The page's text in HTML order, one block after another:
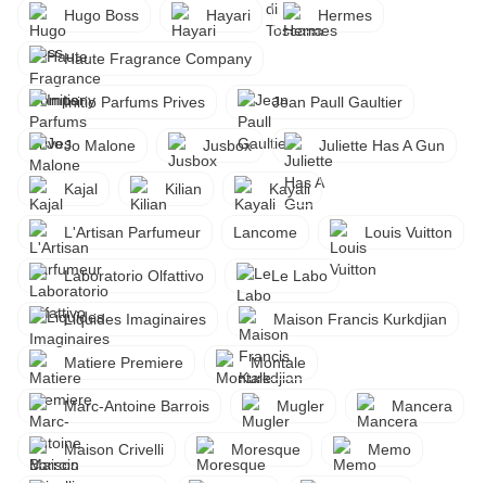
Hugo Boss Hayari Hermes
Haute Fragrance Company
Initio Parfums Prives Jean Paull Gaultier
Jo Malone Jusbox Juliette Has A Gun
Kajal Kilian Kayali
L'Artisan Parfumeur Lancome Louis Vuitton
Laboratorio Olfattivo Le Labo
Liquides Imaginaires Maison Francis Kurkdjian
Matiere Premiere Montale
Marc-Antoine Barrois Mugler Mancera
Maison Crivelli Moresque Memo